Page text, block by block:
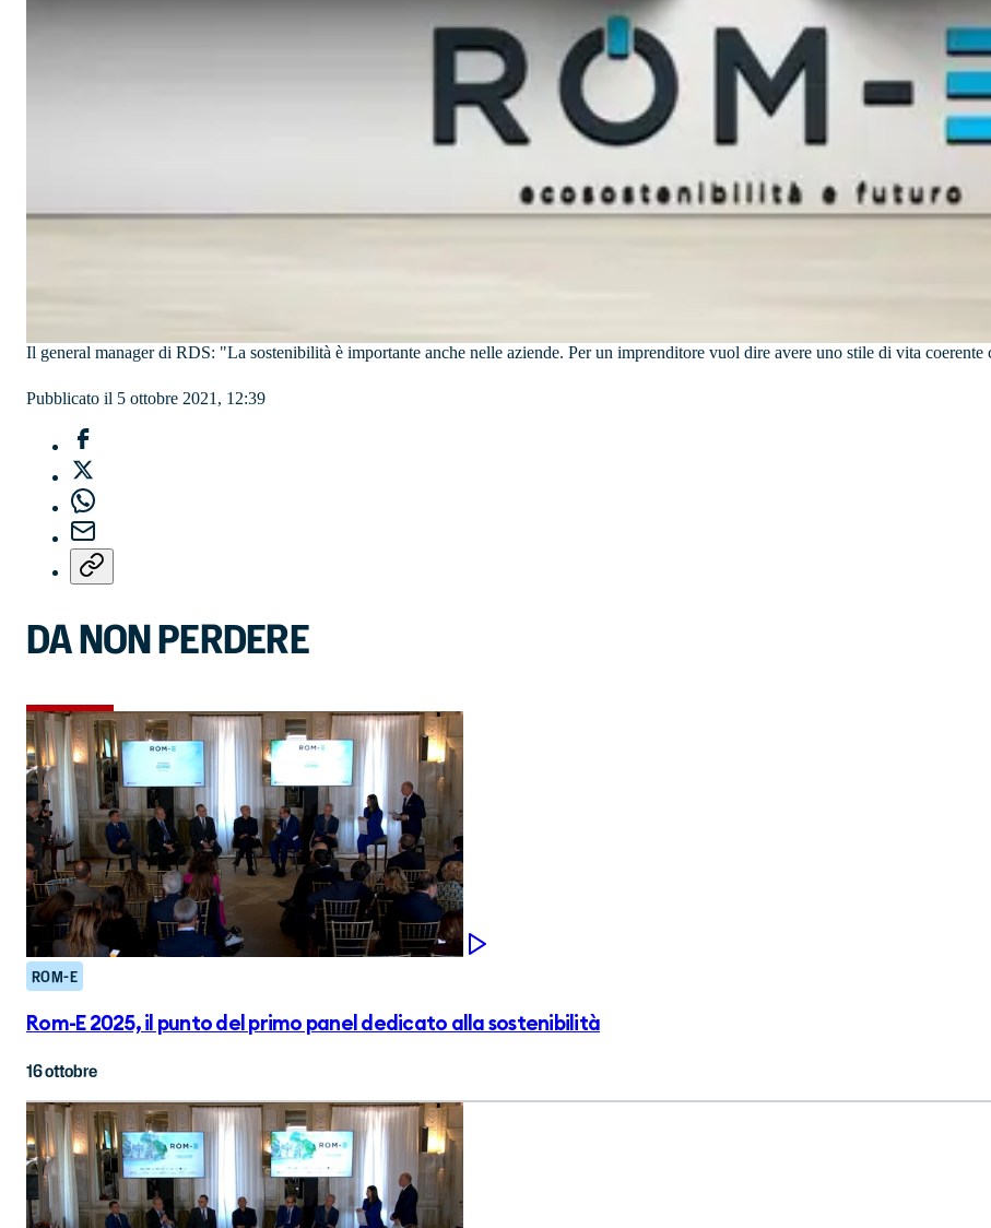
Il general manager di RDS: "La sostenibilità è importante anche nelle aziende. Per un imprenditore vuol dire avere uno stile di vita
Pubblicato il 5 ottobre 2021, 12:39
DA NON PERDERE
ROM-E
Rom-E 2025, il punto del primo panel dedicato alla sostenibilità
16 ottobre